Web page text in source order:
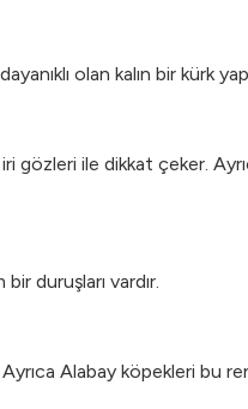
olan kalın bir kürk
gözleri ile dikkat çeker.
duruşları vardır.
Alabay köpekleri bu